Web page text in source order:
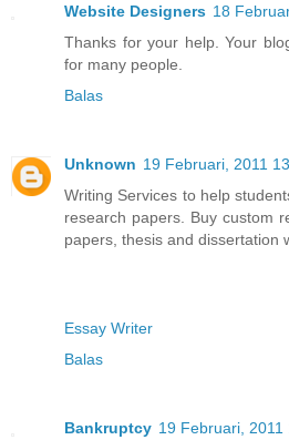
Website Designers 18
Thanks for your help. Your
for many people.
Balas
Unknown 19 Februari, 2011
Writing Services to help
research papers. Buy custom
papers, thesis and dissertation
Essay Writer
Balas
Bankruptcy 19 Februari, 2011